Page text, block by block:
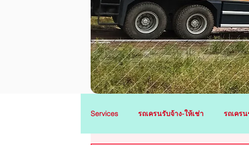
Services รถเครนรับจ้าง-ให้เช่า รถเคร